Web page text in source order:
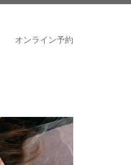
オンライン予約